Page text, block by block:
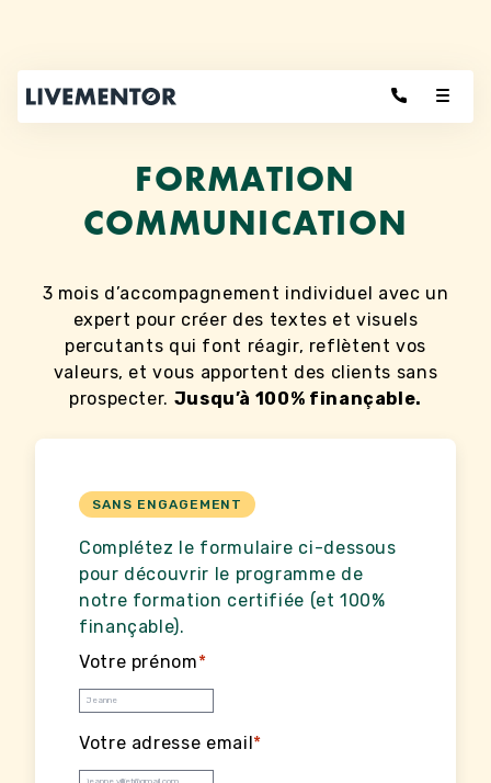
contenu
FORMATION
COMMUNICATION
3 mois d’accompagnement individuel avec un
expert pour créer des textes et visuels
percutants qui font réagir, reflètent vos
valeurs, et vous apportent des clients sans
prospecter. Jusqu’à 100% finançable.
SANS ENGAGEMENT
Complétez le formulaire ci-dessous
pour découvrir le programme de
notre formation certifiée (et 100%
finançable).
Votre prénom*
Votre adresse email*